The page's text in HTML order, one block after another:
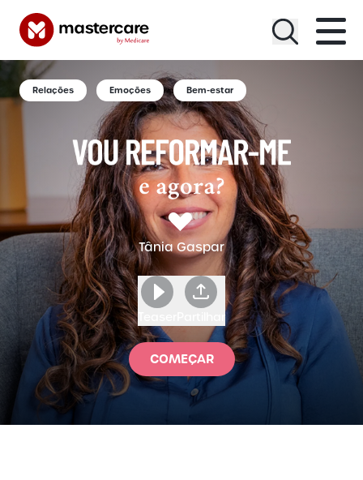
Menu
Relações Emoções Bem-estar
Tânia Gaspar
COMEÇAR